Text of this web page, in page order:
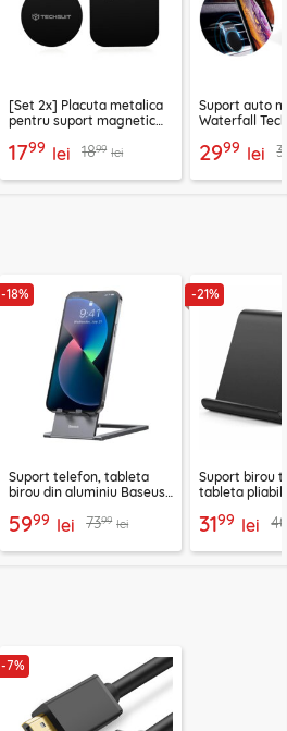
[Set 2x] Placuta metalica
pentru suport magnetic
negru
1799 lei 1899 lei
Suport auto
Waterfall
2999 lei
-18%
Suport telefon, tableta
birou din aluminiu Baseus,
5999 lei 7399 lei
-21%
Suport birou
tableta pliabil
3199 lei
-7%